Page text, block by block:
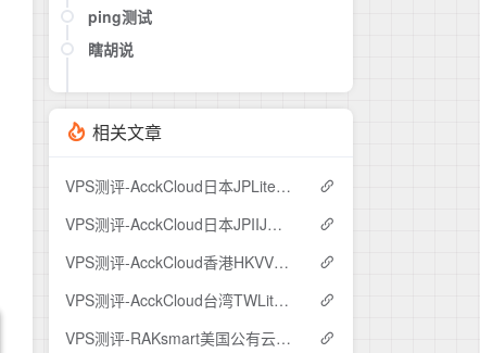
ping测试
瞎胡说
相关文章
VPS测评-AcckCloud日本JPLite测评
VPS测评-AcckCloud日本JPIIJ测评
VPS测评-AcckCloud香港HKVV测评
VPS测评-AcckCloud台湾TWLite测评
VPS测评-RAKsmart美国公有云测评